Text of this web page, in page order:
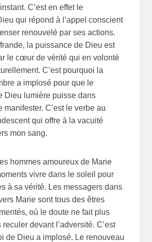
C’est en effet le
qui répond à l’appel conscient
renouvelé par ses actions.
la puissance de Dieu est
le cœur de vérité qui en volonté
C’est pourquoi la
a implosé pour que le
Dieu lumière puisse dans
manifester. C’est le verbe au
qui offre à la vacuité
mon sang.
hommes amoureux de Marie
vivre dans le soleil pour
à sa vérité. Les messagers dans
Marie sont tous des êtres
où le doute ne fait plus
devant l’adversité. C’est
de Dieu a implosé. Le renouveau